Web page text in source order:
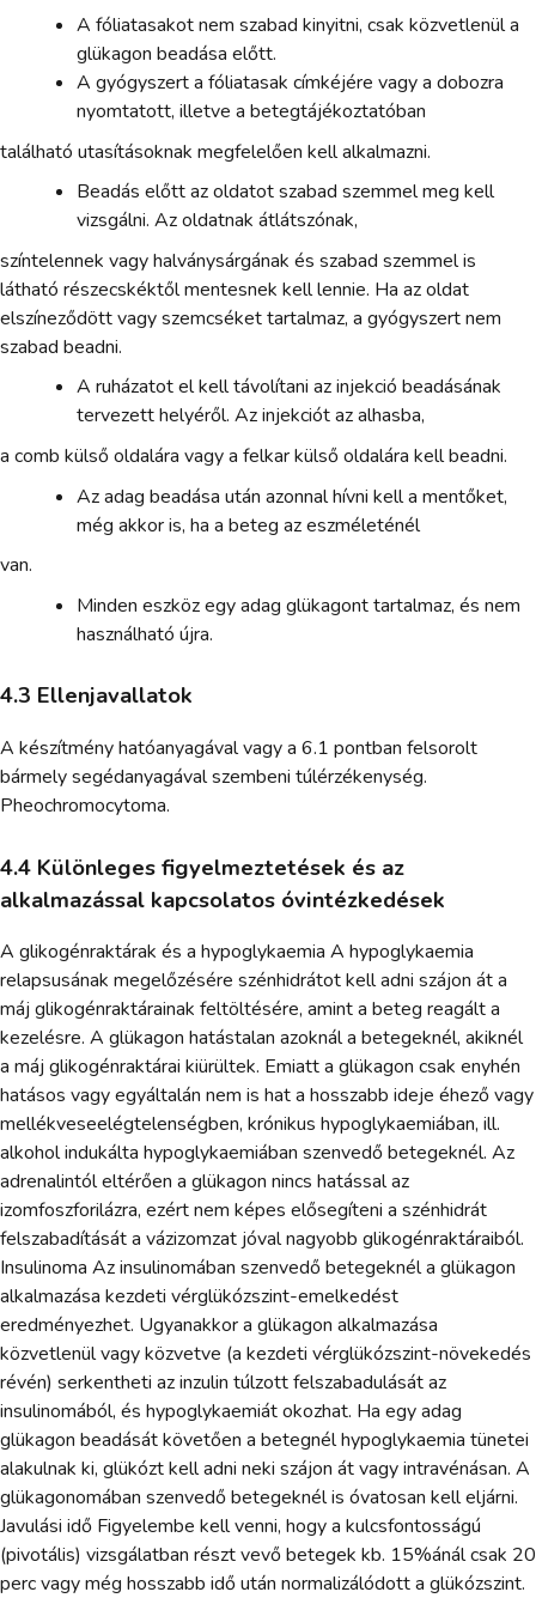
A fóliatasakot nem szabad kinyitni, csak közvetlenül a
glükagon beadása előtt.
A gyógyszert a fóliatasak címkéjére vagy a dobozra
nyomtatott, illetve a betegtájékoztatóban
található utasításoknak megfelelően kell alkalmazni.
Beadás előtt az oldatot szabad szemmel meg kell
vizsgálni. Az oldatnak átlátszónak,
színtelennek vagy halványsárgának és szabad szemmel is
látható részecskéktől mentesnek kell lennie. Ha az oldat
elszíneződött vagy szemcséket tartalmaz, a gyógyszert nem
szabad beadni.
A ruházatot el kell távolítani az injekció beadásának
tervezett helyéről. Az injekciót az alhasba,
a comb külső oldalára vagy a felkar külső oldalára kell beadni.
Az adag beadása után azonnal hívni kell a mentőket,
még akkor is, ha a beteg az eszméleténél
van.
Minden eszköz egy adag glükagont tartalmaz, és nem
használható újra.
4.3 Ellenjavallatok
A készítmény hatóanyagával vagy a 6.1 pontban felsorolt
bármely segédanyagával szembeni túlérzékenység.
Pheochromocytoma.
4.4 Különleges figyelmeztetések és az
alkalmazással kapcsolatos óvintézkedések
A glikogénraktárak és a hypoglykaemia A hypoglykaemia
relapsusának megelőzésére szénhidrátot kell adni szájon át a
máj glikogénraktárainak feltöltésére, amint a beteg reagált a
kezelésre. A glükagon hatástalan azoknál a betegeknél, akiknél
a máj glikogénraktárai kiürültek. Emiatt a glükagon csak enyhén
hatásos vagy egyáltalán nem is hat a hosszabb ideje éhező vagy
mellékveseelégtelenségben, krónikus hypoglykaemiában, ill.
alkohol indukálta hypoglykaemiában szenvedő betegeknél. Az
adrenalintól eltérően a glükagon nincs hatással az
izomfoszforilázra, ezért nem képes elősegíteni a szénhidrát
felszabadítását a vázizomzat jóval nagyobb glikogénraktáraiból.
Insulinoma Az insulinomában szenvedő betegeknél a glükagon
alkalmazása kezdeti vérglükózszint-emelkedést
eredményezhet. Ugyanakkor a glükagon alkalmazása
közvetlenül vagy közvetve (a kezdeti vérglükózszint-növekedés
révén) serkentheti az inzulin túlzott felszabadulását az
insulinomából, és hypoglykaemiát okozhat. Ha egy adag
glükagon beadását követően a betegnél hypoglykaemia tünetei
alakulnak ki, glükózt kell adni neki szájon át vagy intravénásan. A
glükagonomában szenvedő betegeknél is óvatosan kell eljárni.
Javulási idő Figyelembe kell venni, hogy a kulcsfontosságú
(pivotális) vizsgálatban részt vevő betegek kb. 15%ánál csak 20
perc vagy még hosszabb idő után normalizálódott a glükózszint.